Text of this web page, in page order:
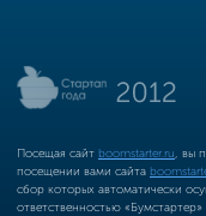
Посещая сайт boomstarter.ru , вы
посещении вами сайта
сбор которых автоматически
ответственностью